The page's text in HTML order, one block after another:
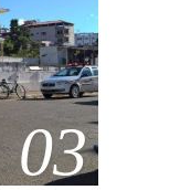
03